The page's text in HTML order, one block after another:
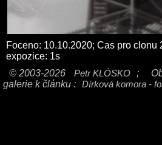
Foceno: 10.10.2020; Cas pro clonu
expozice: 1s
© 2003-2026
Petr KLÓSKO ;
galerie k článku : Dírková komora -